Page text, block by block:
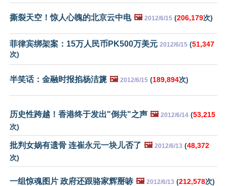
撕裂天空！惊人心魄的北京云中电 🖼️ 2012/6/15 (206,179次)
菲律宾绑架案：15万人民币PK500万美元 2012/6/15 (51,347
次)
半笑话：金融时报掐杨洁篪 🖼️ 2012/6/15 (189,894次)
历史性跨越！香港终于发出"倒共"之声 🖼️ 2012/6/14 (53,215
次)
批判女娲有遗骨 连崔永元一块儿否了 🖼️ 2012/6/13 (48,372
次)
一组惊魂图片 政府还跟骆家辉掰哧 🖼️ 2012/6/13 (212,578次)